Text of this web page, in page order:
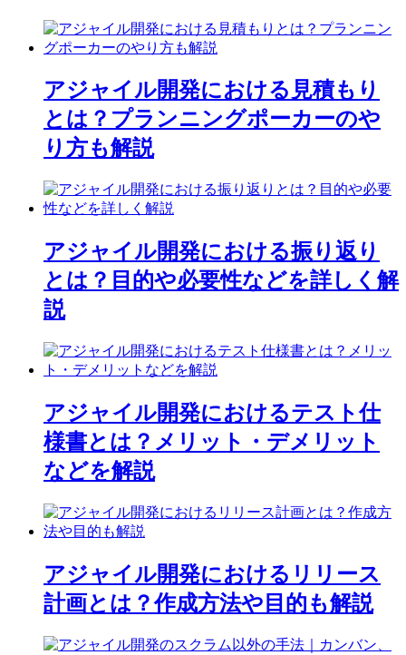
アジャイル開発における見積もり
とは？プランニングポーカーのや
り方も解説
アジャイル開発における振り返り
とは？目的や必要性などを詳しく解
説
アジャイル開発におけるテスト仕
様書とは？メリット・デメリット
などを解説
アジャイル開発におけるリリース
計画とは？作成方法や目的も解説